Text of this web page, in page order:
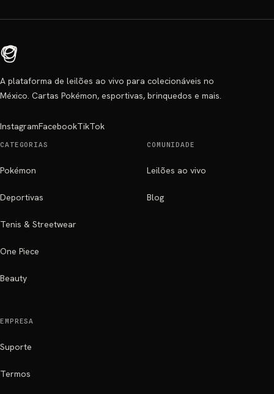
A plataforma de leilões ao vivo para colecionáveis no
México. Cartas Pokémon, esportivas, brinquedos e mais.
InstagramFacebookTikTok
CATEGORIAS
Pokémon
Deportivas
Tenis & Streetwear
One Piece
Beauty
COMUNIDADE
Leilões ao vivo
Blog
EMPRESA
Suporte
Termos